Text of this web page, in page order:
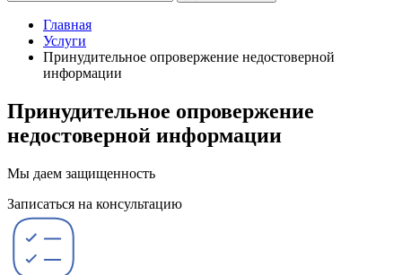
Главная
Услуги
Принудительное опровержение недостоверной
информации
Принудительное опровержение
недостоверной информации
Мы даем защищенность
Записаться на консультацию